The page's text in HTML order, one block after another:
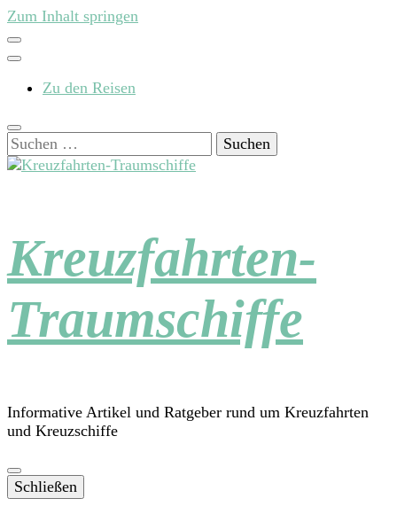
Zum Inhalt springen
Zu den Reisen
Suchen
nach:
Kreuzfahrten-
Traumschiffe
Informative Artikel und Ratgeber rund um Kreuzfahrten
und Kreuzschiffe
Schließen